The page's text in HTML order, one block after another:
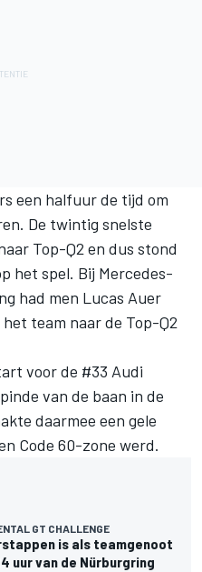
een halfuur de tijd om
De twintig snelste
Top-Q2 en dus stond
het spel. Bij Mercedes-
had men Lucas Auer
team naar de Top-Q2
voor de #33 Audi
van de baan in de
daarmee een gele
Code 60-zone werd.
GT CHALLENGE
is als teamgenoot
uur van de Nürburgring